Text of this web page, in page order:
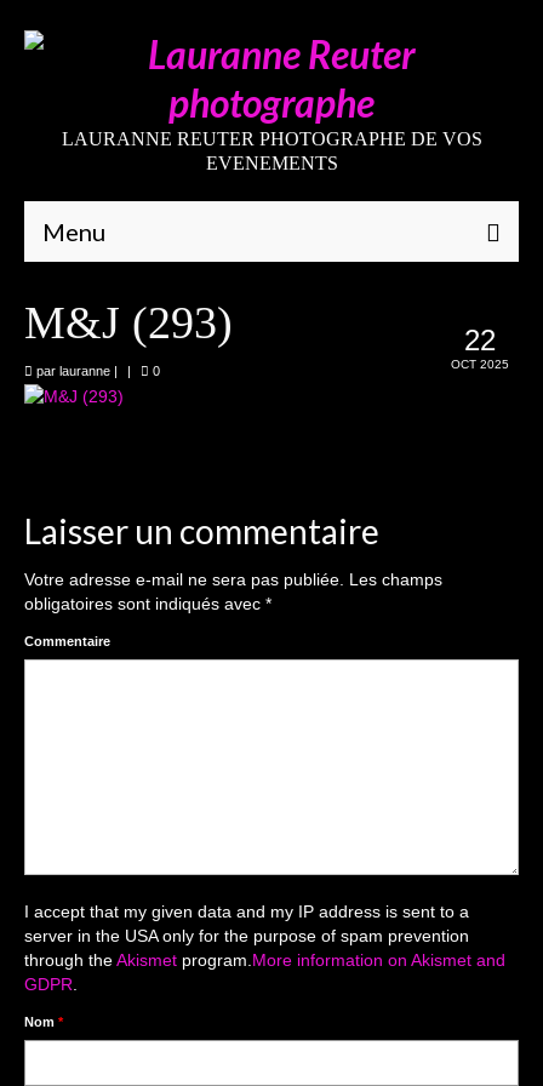
LAURANNE REUTER PHOTOGRAPHE DE VOS
EVENEMENTS
Menu
Mariages
The smash cake: 1 an / 2
Séance Noël
Enfants
Reportages / Nature morte
Galeries Privées
séance du 25.04.26
22
OCT 2025
M&J (293)
par lauranne | | 0
Laisser un commentaire
Votre adresse e-mail ne sera pas publiée. Les champs
obligatoires sont indiqués avec *
Commentaire
I accept that my given data and my IP address is sent to a
server in the USA only for the purpose of spam prevention
through theAkismet program.More information on Akismet and
GDPR.
Nom *